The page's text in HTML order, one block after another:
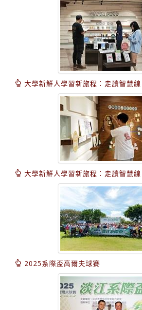
大學新鮮人學習新旅程：走讀智慧
大學新鮮人學習新旅程：走讀智慧
2025系際盃高爾夫球賽